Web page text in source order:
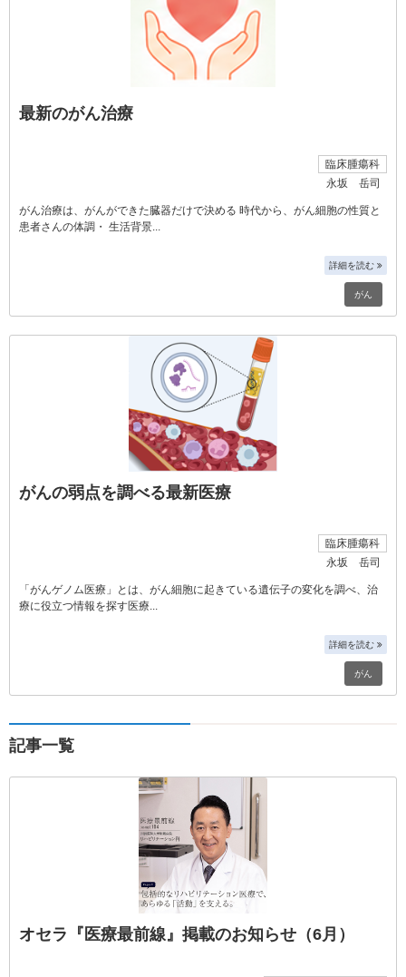
最新のがん治療
臨床腫瘍科
永坂 岳司
がん治療は、がんができた臓器だけで決める 時代から、がん細胞の性質と
患者さんの体調・ 生活背景
詳細を読む
がん
がんの弱点を調べる最新医療
臨床腫瘍科
永坂 岳司
「がんゲノム医療」とは、がん細胞に起きている遺伝子の変化を調べ、治
療に役立つ情報を探す医療
詳細を読む
がん
記事一覧
オセラ『医療最前線』掲載のお知らせ（6月）